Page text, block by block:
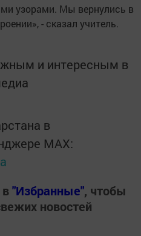
узорами. Мы вернулись в
- сказал учитель.
и интересным в
в
MАХ:
"Избранные", чтобы
новостей